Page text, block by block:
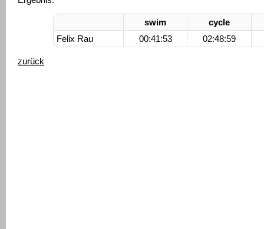
swim
cycle
Felix Rau
00:41:53 02:48:59
zurück